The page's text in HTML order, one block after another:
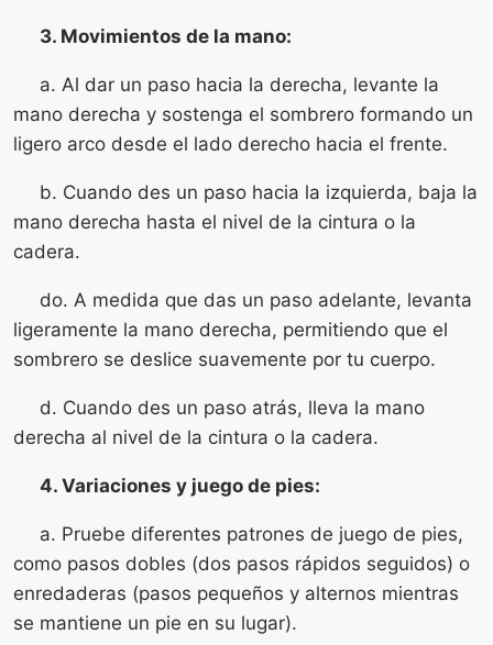
3. Movimientos de la mano:
a. Al dar un paso hacia la derecha, levante la
mano derecha y sostenga el sombrero formando un
ligero arco desde el lado derecho hacia el frente.
b. Cuando des un paso hacia la izquierda, baja la
mano derecha hasta el nivel de la cintura o la
cadera.
do. A medida que das un paso adelante, levanta
ligeramente la mano derecha, permitiendo que el
sombrero se deslice suavemente por tu cuerpo.
d. Cuando des un paso atrás, lleva la mano
derecha al nivel de la cintura o la cadera.
4. Variaciones y juego de pies:
a. Pruebe diferentes patrones de juego de pies,
como pasos dobles (dos pasos rápidos seguidos) o
enredaderas (pasos pequeños y alternos mientras
se mantiene un pie en su lugar).